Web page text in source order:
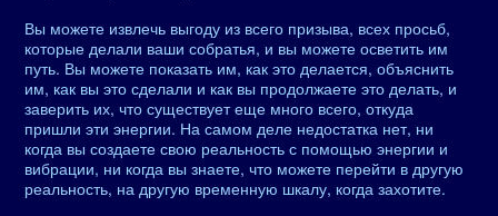
Вы можете извлечь выгоду из всего призыва, всех просьб,
которые делали ваши собратья, и вы можете осветить им
путь. Вы можете показать им, как это делается, объяснить
им, как вы это сделали и как вы продолжаете это делать, и
заверить их, что существует еще много всего, откуда
пришли эти энергии. На самом деле недостатка нет, ни
когда вы создаете свою реальность с помощью энергии и
вибрации, ни когда вы знаете, что можете перейти в другую
реальность, на другую временную шкалу, когда захотите.